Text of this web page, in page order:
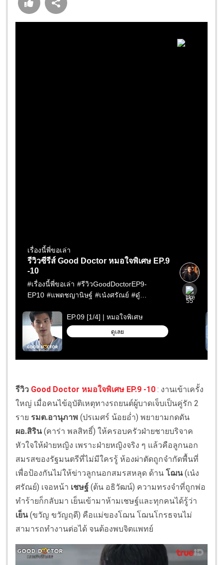
รีวิว Good Doctor หมอใจพิเศษ EP.9 -10 : งานเข้าเครั้ง
ใหญ่ เมื่อคนไข้อุบัติเหตุทางรถยนต์ผู้บาดเจ็บเป็นคู่รัก 2
ราย รมต.อานุภาพ (ปรเมศร์ น้อยอ่ำ) พยายามกดดัน
ผอ.สิริน(คาร่า พลสิทธิ์) ให้ครอบครัวฝ่ายชายบริจาค
หัวใจให้ฝ่ายหญิง เพราะฝ่ายหญิงจริง ๆ แล้วคือลูกนอก
สมรสของรัฐมนตรีที่ไม่มีใครรู้ ห้องผ่าตัดถูกจำกัดพื้นที่
เพื่อป้องกันไม่ให้ข่าวลูกนอกสมรสหลุด ด้าน โฌน(เน๋ง
ศรัณย์) เจอหน้า เชษฐ์ (ต้น อธิวัฒน์) ความทรงจำที่ถูกพ่อ
ทำร้ายก็กลับมา เย็นเข้ามาห้ามเชษฐ์และทุกคนได้รู้ว่า
เย็น(ขวัญ ขวัญฤดี) คือแม่ของโฌน โฌนโกรธจนไม่
สามารถทำงานต่อได้ จนต้องพบจิตแพทย์